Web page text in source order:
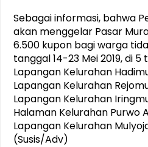
Sebagai informasi, bahwa
akan menggelar Pasar
6.500 kupon bagi warga
tanggal 14-23 Mei 2019, di
Lapangan Kelurahan
Lapangan Kelurahan
Lapangan Kelurahan
Halaman Kelurahan Purwo
Lapangan Kelurahan
(Susis/Adv)